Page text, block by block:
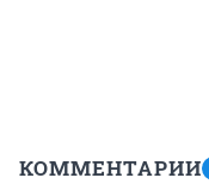
КОММЕНТАРИИ